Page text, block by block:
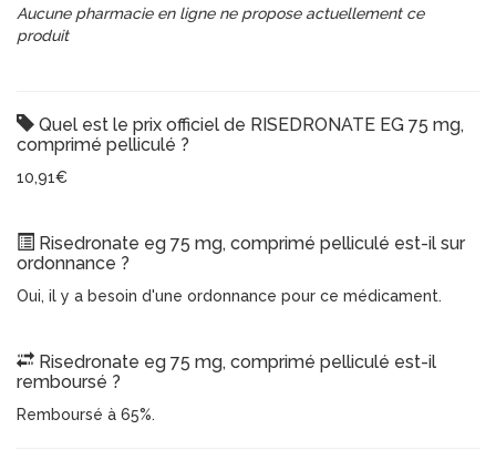
Aucune pharmacie en ligne ne propose actuellement ce
produit
Quel est le prix officiel de RISEDRONATE EG 75 mg,
comprimé pelliculé ?
10,91€
Risedronate eg 75 mg, comprimé pelliculé est-il sur
ordonnance ?
Oui, il y a besoin d'une ordonnance pour ce médicament.
Risedronate eg 75 mg, comprimé pelliculé est-il
remboursé ?
Remboursé à 65%.